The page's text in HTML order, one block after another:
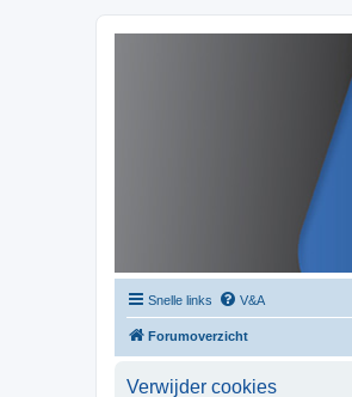
Snelle links V&A
Forumoverzicht
Verwijder cookies